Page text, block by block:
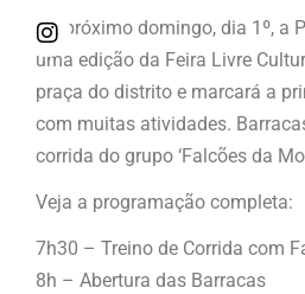
No próximo domingo, dia 1º, a
uma edição da Feira Livre
praça do distrito e marcará a
com muitas atividades.
corrida do grupo ‘Falcões da
Veja a programação completa:
7h30 – Treino de Corrida com
8h – Abertura das Barracas